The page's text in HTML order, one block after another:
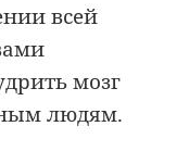
всей
мозг
людям.